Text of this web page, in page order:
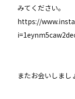
みてください。
https://
またお会いしまし